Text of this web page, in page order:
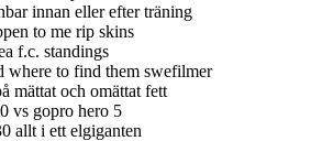
innan eller efter träning
to me rip skins
f.c. standings
where to find them swefilmer
mättat och omättat fett
vs gopro hero 5
allt i ett elgiganten